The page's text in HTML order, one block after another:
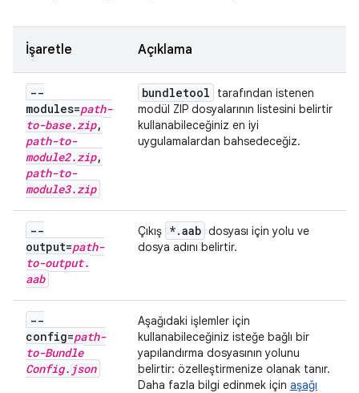
İşaretle Açıklama
--
modules=path-
to-base.zip,
path-to-
module2.zip,
path-to-
module3.zip
bundletool
tarafından istenen
modül ZIP dosyalarının listesini belirtir
kullanabileceğiniz en iyi
uygulamalardan bahsedeceğiz.
--
output=path-
to-output.
aab
Çıkış *.aab dosyası için yolu ve
dosya adını belirtir.
--
config=path-
to-Bundle
Config. json
Aşağıdaki işlemler için
kullanabileceğiniz isteğe bağlı bir
yapılandırma dosyasının yolunu
belirtir: özelleştirmenize olanak tanır.
Daha fazla bilgi edinmek için aşağı